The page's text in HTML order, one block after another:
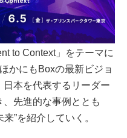
to Context」をテーマに
かにもBoxの最新ビジョ
本を代表するリーダー
先進的な事例ととも
”を紹介していく。